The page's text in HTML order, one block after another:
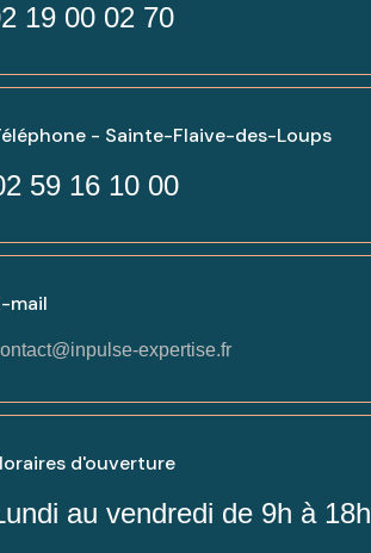
19 00 02 70
- Sainte-Flaive-des-Loups
59 16 10 00
mail
expertise.fr
d'ouverture
au vendredi de 9h à 18h